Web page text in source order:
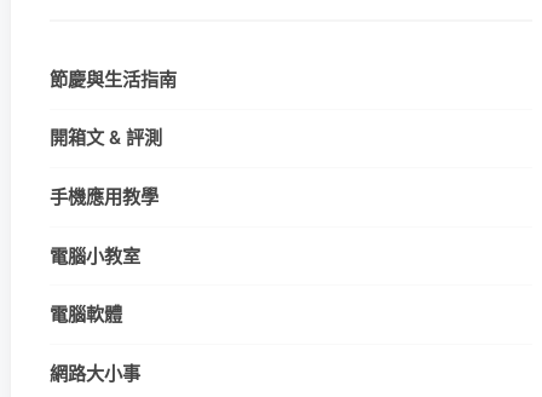
節慶與生活指南
開箱文 & 評測
手機應用教學
電腦小教室
電腦軟體
網路大小事